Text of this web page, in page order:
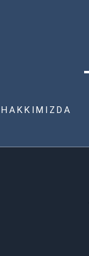
HAKKIMIZDA